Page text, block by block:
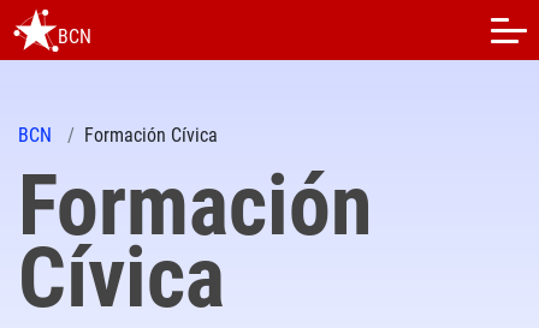
BCN
BCN Formación Cívica
Formación
Cívica